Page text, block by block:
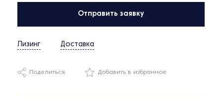
Отправить заявку
Лизинг Доставка
Поделиться Добавить в избранное